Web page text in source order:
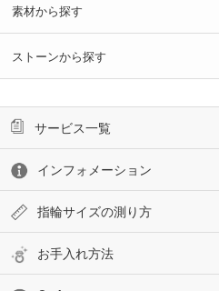
素材から探す
ストーンから探す
サービス一覧
インフォメーション
指輪サイズの測り方
お手入れ方法